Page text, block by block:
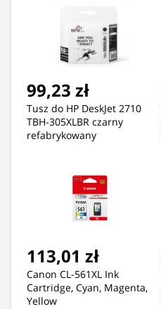
99,23 zł
Tusz do HP DeskJet 2710
TBH-305XLBR czarny
refabrykowany
113,01 zł
Canon CL-561XL Ink
Cartridge, Cyan, Magenta,
Yellow